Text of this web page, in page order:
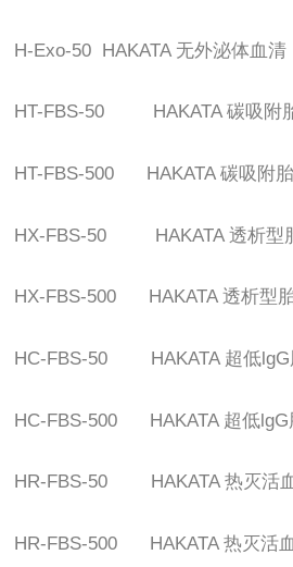
H-Exo-50 HAKATA 无外泌体血清
HT-FBS-50 HAKATA碳吸附
HT-FBS-500 HAKATA碳吸附
HX-FBS-50 HAKATA透析型
HX-FBS-500 HAKATA透析型
HC-FBS-50 HAKATA 超低lgG
HC-FBS-500 HAKATA 超低lgG
HR-FBS-50 HAKATA热灭活
HR-FBS-500 HAKATA热灭活